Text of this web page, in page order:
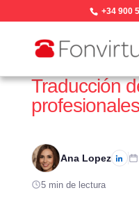
+34 900
Traducción
Ana Lopez
5 min de lectura